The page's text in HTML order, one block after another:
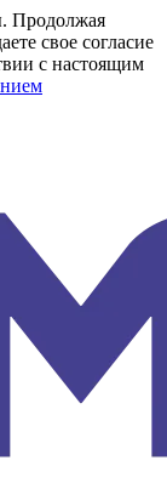
Продолжая
свое согласие
с настоящим